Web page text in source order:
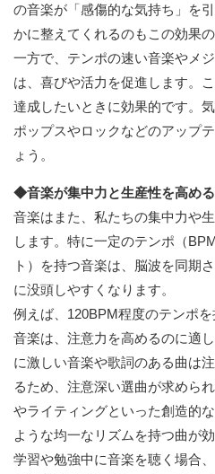
の音楽が「感傷的な気持ち」を
かに整えてくれるのもこの効果の
一方で、テンポの速い音楽やメ
は、喜びや活力を促進します。
達成したいときに効果的です。
ポップスやロックなどのアップ
ょう。
◆音楽が集中力と生産性を高め
音楽はまた、私たちの集中力や
します。特に一定のテンポ（
ト）を持つ音楽は、脳波を同期
に没頭しやすくなります。
例えば、120BPM程度のテンポ
音楽は、注意力を高めるのに適
に激しい音楽や歌詞のある曲は
るため、注意深い選曲が求めら
やライティングといった創造的
ような均一なリズムを持つ曲が
学習や勉強中に音楽を聴く場合